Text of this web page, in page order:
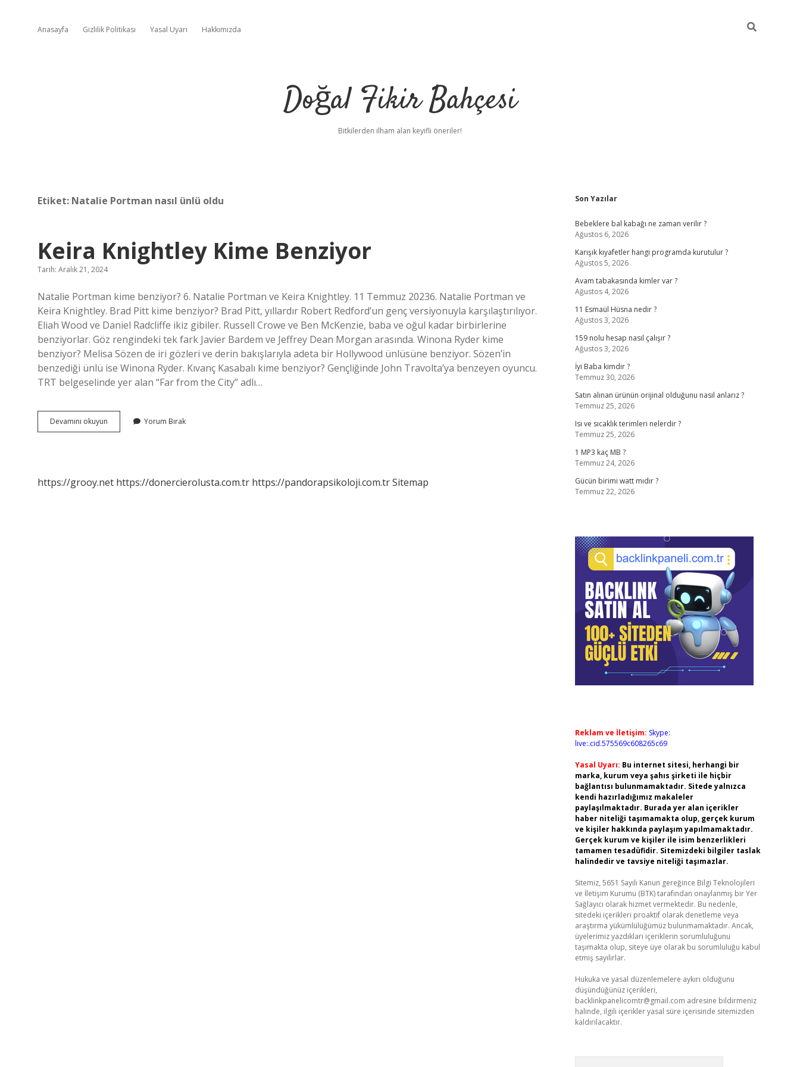
Anasayfa Gizlilik Politikası Yasal Uyarı Hakkımızda
Doğal Fikir Bahçesi
Bitkilerden ilham alan keyifli öneriler!
Etiket: Natalie Portman nasıl ünlü oldu
Keira Knightley Kime Benziyor
Tarih: Aralık 21, 2024
Natalie Portman kime benziyor? 6. Natalie Portman ve Keira Knightley. 11 Temmuz 20236. Natalie Portman ve
Keira Knightley. Brad Pitt kime benziyor? Brad Pitt, yıllardır Robert Redford’un genç versiyonuyla karşılaştırılıyor.
Eliah Wood ve Daniel Radcliffe ikiz gibiler. Russell Crowe ve Ben McKenzie, baba ve oğul kadar birbirlerine
benziyorlar. Göz rengindeki tek fark Javier Bardem ve Jeffrey Dean Morgan arasında. Winona Ryder kime
benziyor? Melisa Sözen de iri gözleri ve derin bakışlarıyla adeta bir Hollywood ünlüsüne benziyor. Sözen’in
benzediği ünlü ise Winona Ryder. Kıvanç Kasabalı kime benziyor? Gençliğinde John Travolta’ya benzeyen oyuncu.
TRT belgeselinde yer alan “Far from the City” adlı…
Devamını okuyun
Knightley
Yorum Bırak
https://grooy.net https://donercierolusta.com.tr https://pandorapsikoloji.com.trSitemap
Sidebar
Son Yazılar
Bebeklere bal kabağı ne zaman verilir ?
Ağustos 6, 2026
Karışık kıyafetler hangi programda kurutulur ?
Ağustos 5, 2026
Avam tabakasında kimler var ?
Ağustos 4, 2026
11 Esmaül Hüsna nedir ?
Ağustos 3, 2026
159 nolu hesap nasıl çalışır ?
Ağustos 3, 2026
İyi Baba kimdir ?
Temmuz 30, 2026
Satın alınan ürünün orijinal olduğunu nasıl anlarız ?
Temmuz 25, 2026
Isı ve sıcaklık terimleri nelerdir ?
Temmuz 25, 2026
1 MP3 kaç MB ?
Temmuz 24, 2026
Gücün birimi watt mıdır ?
Temmuz 22, 2026
Reklam ve İletişim: Skype:
live:.cid.575569c608265c69
Yasal Uyarı: Bu internet sitesi, herhangi bir
marka, kurum veya şahıs şirketi ile hiçbir
bağlantısı bulunmamaktadır. Sitede yalnızca
kendi hazırladığımız makaleler
paylaşılmaktadır. Burada yer alan içerikler
haber niteliği taşımamakta olup, gerçek kurum
ve kişiler hakkında paylaşım yapılmamaktadır.
Gerçek kurum ve kişiler ile isim benzerlikleri
tamamen tesadüfidir. Sitemizdeki bilgiler taslak
halindedir ve tavsiye niteliği taşımazlar.
Sitemiz, 5651 Sayılı Kanun gereğince Bilgi Teknolojileri
ve İletişim Kurumu (BTK) tarafından onaylanmış bir Yer
Sağlayıcı olarak hizmet vermektedir. Bu nedenle,
sitedeki içerikleri proaktif olarak denetleme veya
araştırma yükümlülüğümüz bulunmamaktadır. Ancak,
üyelerimiz yazdıkları içeriklerin sorumluluğunu
taşımakta olup, siteye üye olarak bu sorumluluğu kabul
etmiş sayılırlar.
Hukuka ve yasal düzenlemelere aykırı olduğunu
düşündüğünüz içerikleri,
backlinkpanelicomtr@gmail.com adresine bildirmeniz
halinde, ilgili içerikler yasal süre içerisinde sitemizden
kaldırılacaktır.